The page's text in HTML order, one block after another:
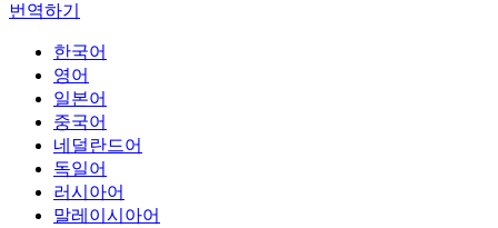
번역하기
한국어
영어
일본어
중국어
네덜란드어
독일어
러시아어
말레이시아어